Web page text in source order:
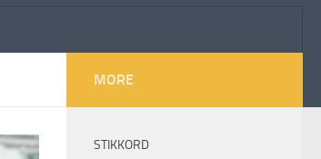
MORE
STIKKORD